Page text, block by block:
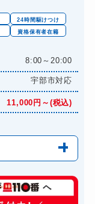
24時間駆けつけ
資格保有者在籍
8:00～20:00
宇部市対応
11,000円～(税込)
6,600円～(税込)